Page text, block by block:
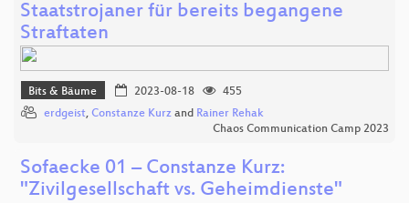
Staatstrojaner für bereits begangene
Straftaten
Bits & Bäume 2023-08-18
455
erdgeist, Constanze Kurz and Rainer Rehak
Chaos Communication Camp 2023
Sofaecke 01 – Constanze Kurz:
"Zivilgesellschaft vs. Geheimdienste"